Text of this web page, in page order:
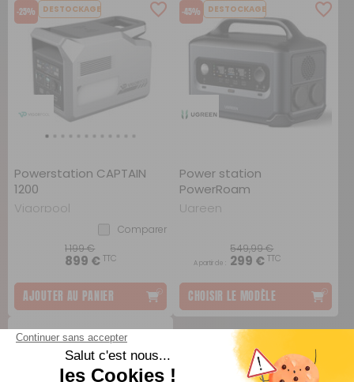
-25% DESTOCKAGE
Powerstation CAPTAIN
1200
Vigorpool
Comparer
1 199 €
899 €TTC
AJOUTER AU PANIER
-45% DESTOCKAGE
Power station
PowerRoam
Ugreen
549,99 €
A partir de : 299 €TTC
CHOISIR LE MODÈLE
-64% DESTOCKAGE